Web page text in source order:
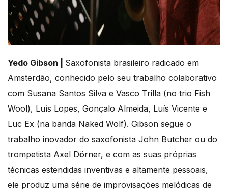
Yedo Gibson | Saxofonista brasileiro radicado em
Amsterdão, conhecido pelo seu trabalho colaborativo
com Susana Santos Silva e Vasco Trilla (no trio Fish
Wool), Luís Lopes, Gonçalo Almeida, Luís Vicente e
Luc Ex (na banda Naked Wolf). Gibson segue o
trabalho inovador do saxofonista John Butcher ou do
trompetista Axel Dörner, e com as suas próprias
técnicas estendidas inventivas e altamente pessoais,
ele produz uma série de improvisações melódicas de